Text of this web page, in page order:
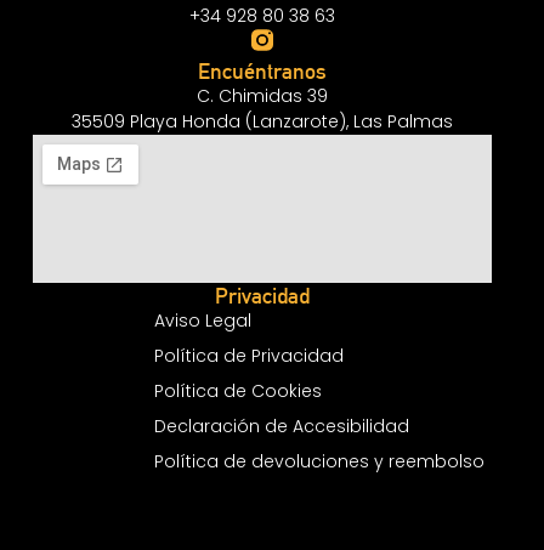
+34 928 80 38 63
Encuéntranos
C. Chimidas 39
35509 Playa Honda (Lanzarote), Las Palmas
Privacidad
Aviso Legal
Política de Privacidad
Política de Cookies
Declaración de Accesibilidad
Política de devoluciones y reembolso